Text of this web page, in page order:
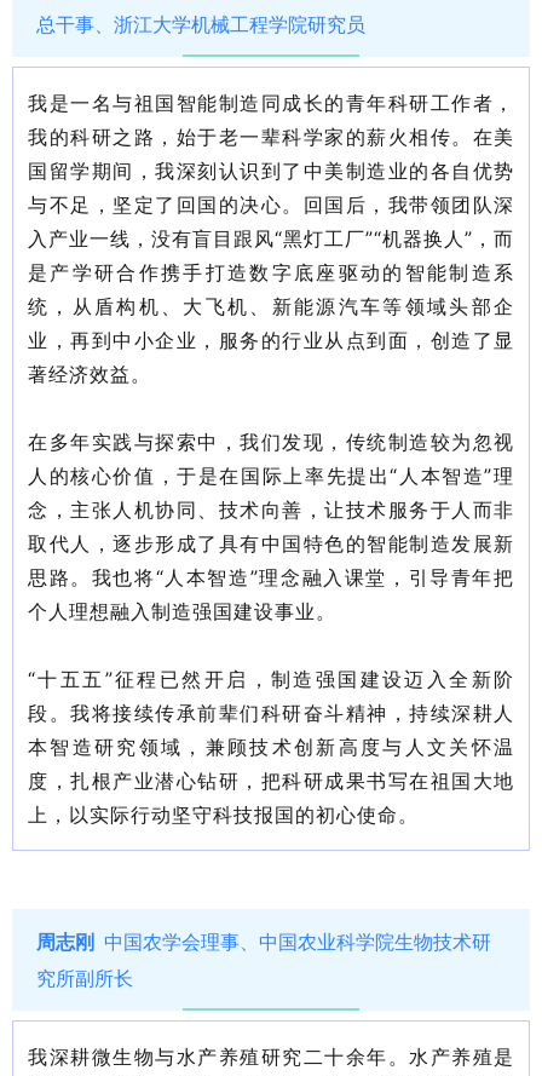
总干事、浙江大学机械工程学院研究员
我是一名与祖国智能制造同成长的青年科研工作者，
我的科研之路，始于老一辈科学家的薪火相传。在美
国留学期间，我深刻认识到了中美制造业的各自优势
与不足，坚定了回国的决心。回国后，我带领团队深
入产业一线，没有盲目跟风“黑灯工厂”“机器换人”，而
是产学研合作携手打造数字底座驱动的智能制造系
统，从盾构机、大飞机、新能源汽车等领域头部企
业，再到中小企业，服务的行业从点到面，创造了显
著经济效益。
在多年实践与探索中，我们发现，传统制造较为忽视
人的核心价值，于是在国际上率先提出“人本智造”理
念，主张人机协同、技术向善，让技术服务于人而非
取代人，逐步形成了具有中国特色的智能制造发展新
思路。我也将“人本智造”理念融入课堂，引导青年把
个人理想融入制造强国建设事业。
“十五五”征程已然开启，制造强国建设迈入全新阶
段。我将接续传承前辈们科研奋斗精神，持续深耕人
本智造研究领域，兼顾技术创新高度与人文关怀温
度，扎根产业潜心钻研，把科研成果书写在祖国大地
上，以实际行动坚守科技报国的初心使命。
周志刚 中国农学会理事、中国农业科学院生物技术研
究所副所长
我深耕微生物与水产养殖研究二十余年 。水产养殖是